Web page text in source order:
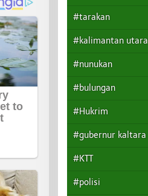
#tarakan
#kalimantan utara
#nunukan
#bulungan
#Hukrim
#gubernur kaltara
#KTT
#polisi